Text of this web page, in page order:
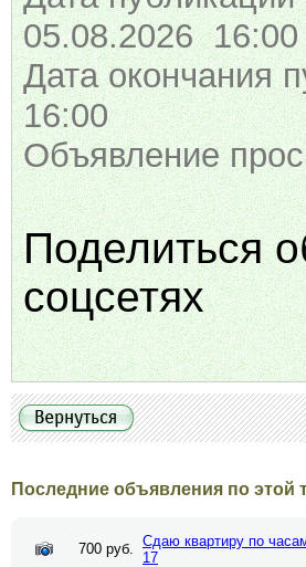
05.08.2026 16:00
Дата окончания
16:00
Объявление
Поделиться
соцсетях
Последние объявления по этой
700 руб. Сдаю квартиру по
17